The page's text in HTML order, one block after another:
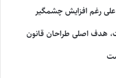
رغم افزایش چشمگیر
هدف اصلی طراحان قانون